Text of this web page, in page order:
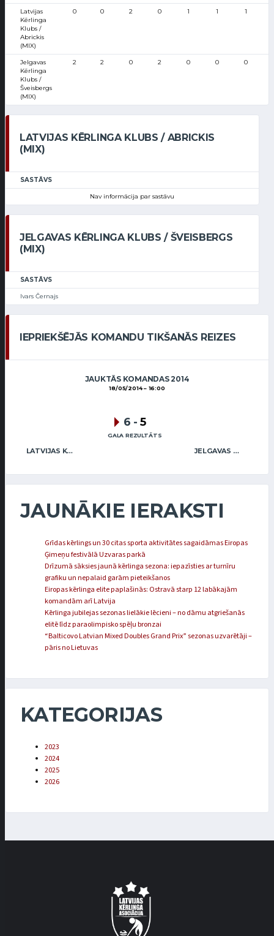
Latvijas
Kērlinga
Klubs /
Abrickis
(MIX)
0 0 2 0 1 1 1
Jelgavas
Kērlinga
Klubs /
Šveisbergs
(MIX)
2 2 0 2 0 0 0
LATVIJAS KĒRLINGA KLUBS / ABRICKIS
(MIX)
SASTĀVS
Nav informācija par sastāvu
JELGAVAS KĒRLINGA KLUBS / ŠVEISBERGS
(MIX)
SASTĀVS
Ivars Černajs
IEPRIEKŠĒJĀS KOMANDU TIKŠANĀS REIZES
JAUKTĀS KOMANDAS 2014
18/05/2014 16:00
LATVIJAS KĒRLINGA KLUBS / ABRICKIS (MIX) JELGAVAS KĒRLINGA KLUBS / ŠVEISBERGS (MIX)
6 - 5
GALA REZULTĀTS
JAUNĀKIE IERAKSTI
Grīdas kērlings un 30 citas sporta aktivitātes sagaidāmas Eiropas
Ģimeņu festivālā Uzvaras parkā
Drīzumā sāksies jaunā kērlinga sezona: iepazīsties ar turnīru
grafiku un nepalaid garām pieteikšanos
Eiropas kērlinga elite paplašinās: Ostravā starp 12 labākajām
komandām arī Latvija
Kērlinga jubilejas sezonas lielākie lēcieni – no dāmu atgriešanās
elitē līdz paraolimpisko spēļu bronzai
“Balticovo Latvian Mixed Doubles Grand Prix” sezonas uzvarētāji –
pāris no Lietuvas
KATEGORIJAS
2023
2024
2025
2026